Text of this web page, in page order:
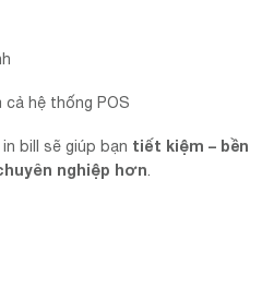
hệ thống POS
bill sẽ giúp bạn tiết kiệm – bền
nghiệp hơn.